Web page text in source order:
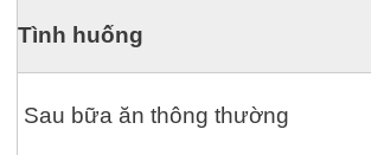
Tình huống
Sau bữa ăn thông thường